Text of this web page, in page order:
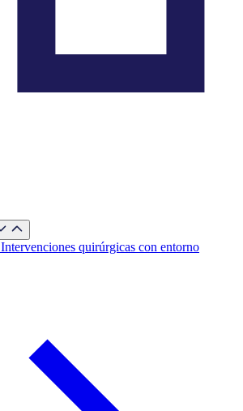
Cerrar
Tratamientos
Abrir
Tratamientos
Intervenciones quirúrgicas con entorno